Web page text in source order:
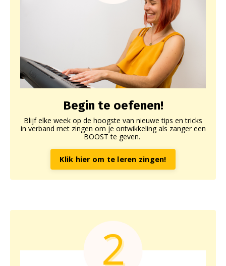
Begin te oefenen!
Blijf elke week op de hoogste van nieuwe tips en tricks
in verband met zingen om je ontwikkeling als zanger een
BOOST te geven.
Klik hier om te leren zingen!